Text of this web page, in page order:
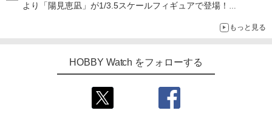
より「陽見恵凪」が1/3.5スケールフィギュアで登場！
もっと見る
HOBBY Watch をフォローする